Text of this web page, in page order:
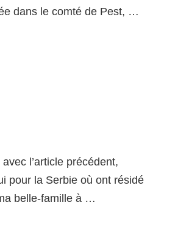
dans le comté de Pest, …
l’article précédent,
pour la Serbie où ont résidé
belle-famille à …